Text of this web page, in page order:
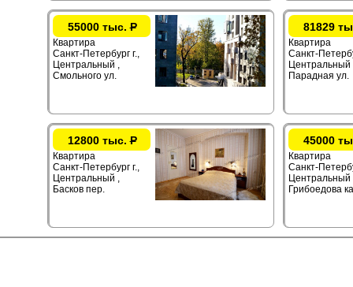
55000 тыс.Р
Квартира
Санкт-Петербург г.,
Центральный ,
Смольного ул.
81829
Квартира
Санкт-
Центральный
Парадная ул.
12800 тыс.Р
Квартира
Санкт-Петербург г.,
Центральный ,
Басков пер.
45000
Квартира
Санкт-
Центральный
Грибоедова